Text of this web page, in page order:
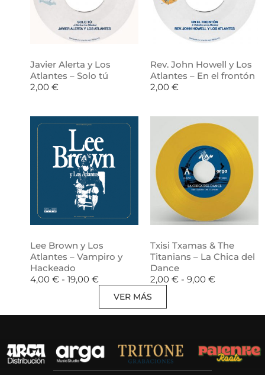
Javier Alerta y Los
Atlantes – Solo tú
2,00 €
Rev. John Howell y Los
Atlantes – En el frontón
2,00 €
Lee Brown y Los
Atlantes – Vampiro y
Hackeado
4,00 € - 19,00 €
Txisi Txamas & The
Titanians – La Chica del
Dance
2,00 € - 9,00 €
VER MÁS